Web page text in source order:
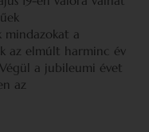
mindazokat a
az elmúlt harminc év
a jubileumi évet
az